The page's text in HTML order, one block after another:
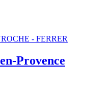
- FERRER
Provence